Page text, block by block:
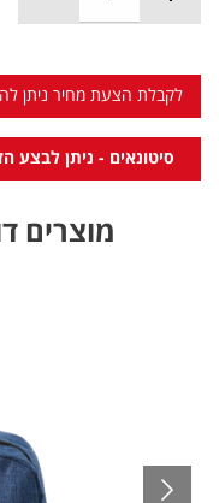
לקבלת הצעת מחיר ניתן
סיטונאים - ניתן לבצע
מוצרים